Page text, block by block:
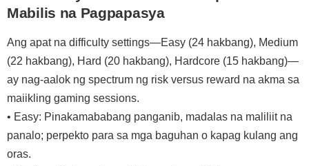
Mabilis na Pagpapasya
Ang apat na difficulty settings—Easy (24 hakbang), Medium
(22 hakbang), Hard (20 hakbang), Hardcore (15 hakbang)—
ay nag-aalok ng spectrum ng risk versus reward na akma sa
maiikling gaming sessions.
• Easy: Pinakamababang panganib, madalas na maliliit na
panalo; perpekto para sa mga baguhan o kapag kulang ang
oras.